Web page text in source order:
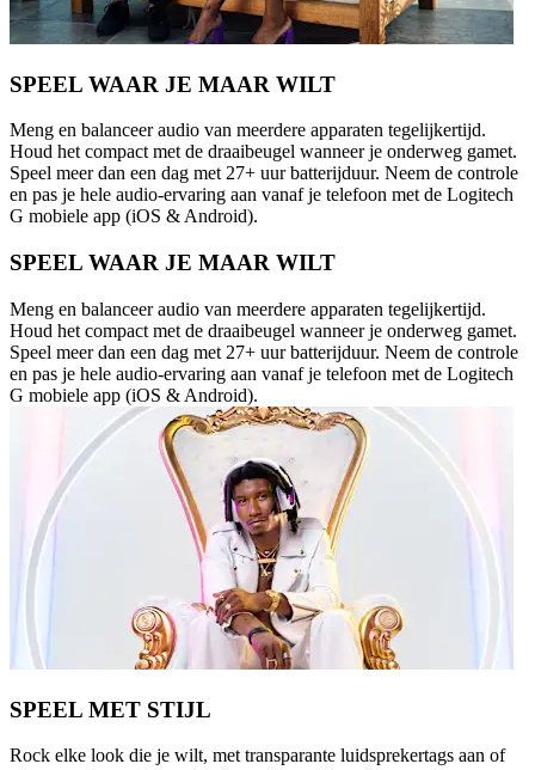
SPEEL WAAR JE MAAR WILT
Meng en balanceer audio van meerdere apparaten tegelijkertijd.
Houd het compact met de draaibeugel wanneer je onderweg gamet.
Speel meer dan een dag met 27+ uur batterijduur. Neem de controle
en pas je hele audio-ervaring aan vanaf je telefoon met de Logitech
G mobiele app (iOS & Android).
SPEEL WAAR JE MAAR WILT
Meng en balanceer audio van meerdere apparaten tegelijkertijd.
Houd het compact met de draaibeugel wanneer je onderweg gamet.
Speel meer dan een dag met 27+ uur batterijduur. Neem de controle
en pas je hele audio-ervaring aan vanaf je telefoon met de Logitech
G mobiele app (iOS & Android).
SPEEL MET STIJL
Rock elke look die je wilt, met transparante luidsprekertags aan of